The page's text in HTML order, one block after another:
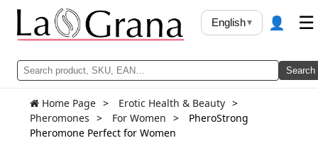
Search
English▾ 👤 ☰
Home Page
Erotic Health & Beauty
Pheromones
For Women
PheroStrong
Pheromone Perfect for Women